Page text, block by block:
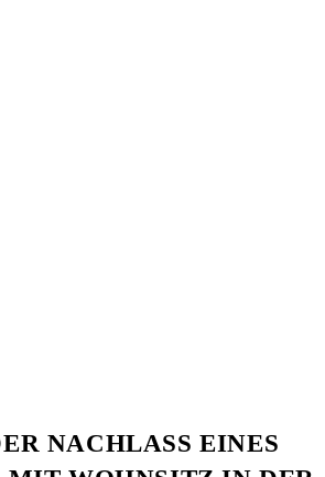
NACHLASS EINES